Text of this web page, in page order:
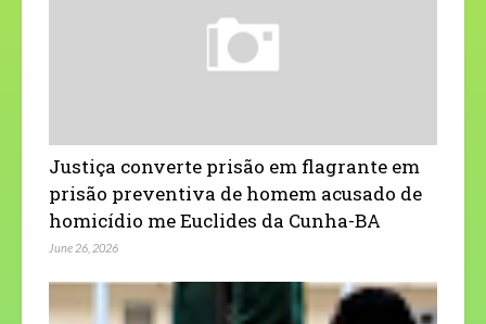
Justiça converte prisão em flagrante em
prisão preventiva de homem acusado de
homicídio me Euclides da Cunha-BA
June 26, 2026